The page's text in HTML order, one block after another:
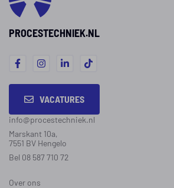
PROCESTECHNIEK.NL
VACATURES
info@procestechniek.nl
Marskant 10a,
7551 BV Hengelo
Bel 08 587 710 72
Over ons